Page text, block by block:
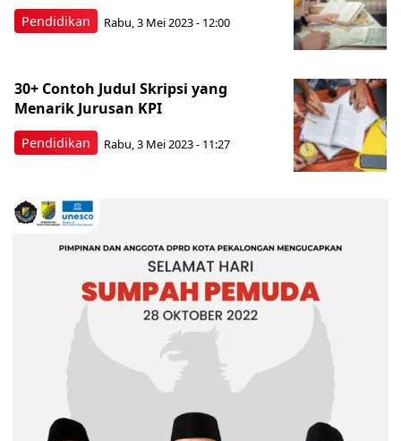
Pendidikan Rabu, 3 Mei 2023 - 12:00
Pendidikan
30+ Contoh Judul Skripsi yang
Menarik Jurusan KPI
Rabu, 3 Mei 2023 - 11:27